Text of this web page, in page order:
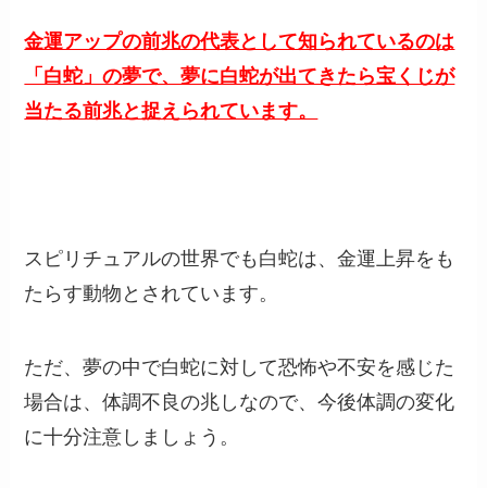
金運アップの前兆の代表として知られているのは
「白蛇」の夢で、夢に白蛇が出てきたら宝くじが
当たる前兆と捉えられています。
スピリチュアルの世界でも白蛇は、金運上昇をも
たらす動物とされています。
ただ、夢の中で白蛇に対して恐怖や不安を感じた
場合は、体調不良の兆しなので、今後体調の変化
に十分注意しましょう。